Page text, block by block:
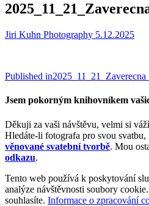
Jiri Kuhn Photography 5.12.2025
Navigace
pro
Published in
Jsem pokorným knihovníkem
Děkuji za vaši návštěvu, velmi si
Hledáte-li fotografa pro svou svatbu,
věnované svatební tvorbě. Mou
odkazu.
Tento web používá k poskytování
analýze návštěvnosti soubory
souhlasíte. Informace o zpracování